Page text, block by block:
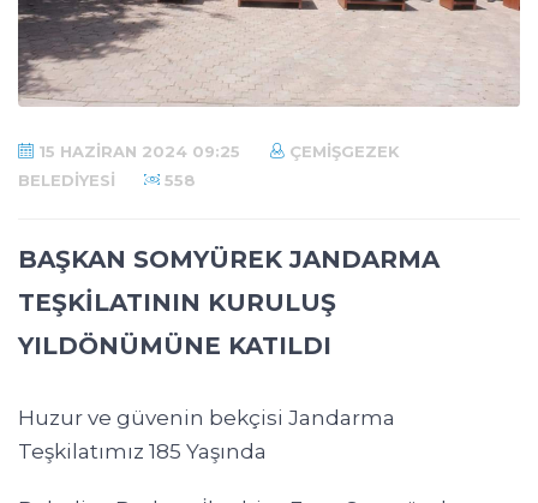
15 HAZIRAN 2024 09:25
ÇEMIŞGEZEK
BELEDIYESI
558
BAŞKAN SOMYÜREK JANDARMA
TEŞKİLATININ KURULUŞ
YILDÖNÜMÜNE KATILDI
Huzur ve güvenin bekçisi Jandarma
Teşkilatımız 185 Yaşında